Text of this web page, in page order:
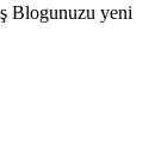
Blogunuzu yeni